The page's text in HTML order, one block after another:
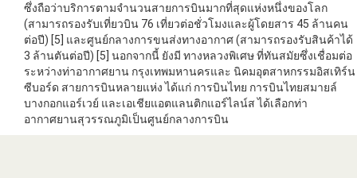
ซึ่งถือว่าบริการตามจำนวนสายการบินมากที่สุดแห่งหนึ่งของโลก
(สามารถรองรับเที่ยวบิน 76 เที่ยวต่อชั่วโมงและผู้โดยสาร 45 ล้านคน
ต่อปี) [5] และศูนย์กลางการขนส่งทางอากาศ (สามารถรองรับสินค้าได้
3 ล้านตันต่อปี) [5] นอกจากนี้ ยังมี ทางหลวงพิเศษ ที่ทันสมัยซึ่งเชื่อมต่อ
ระหว่างท่าอากาศยาน กรุงเทพมหานครและ นิคมอุตสาหกรรมอิสเทิร์น
ซีบอร์ด สายการบินหลายแห่ง ได้แก่ การบินไทย การบินไทยสมายล์
บางกอกแอร์เวย์ และเอเชียแอตแลนติกแอร์ไลน์ส ได้เลือกท่า
อากาศยานสุวรรณภูมิเป็นศูนย์กลางการบิน